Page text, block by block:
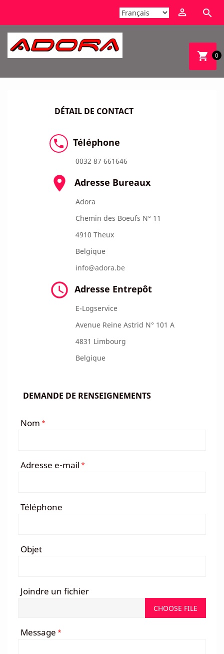
 
shopping_cart 0
DÉTAIL DE CONTACT
 Téléphone
0032 87 661646
 Adresse Bureaux
Adora
Chemin des Boeufs N° 11
4910 Theux
Belgique
info@adora.be
 Adresse Entrepôt
E-Logservice
Avenue Reine Astrid N° 101 A
4831 Limbourg
Belgique
DEMANDE DE RENSEIGNEMENTS
Nom *
Adresse e-mail *
Téléphone
Objet
Joindre un fichier
CHOOSE FILE
Message *